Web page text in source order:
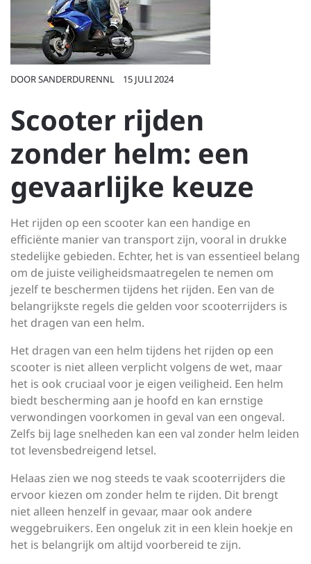
DOORSANDERDURENNL 15 JULI 2024
Scooter rijden
zonder helm: een
gevaarlijke keuze
Het rijden op een scooter kan een handige en
efficiënte manier van transport zijn, vooral in drukke
stedelijke gebieden. Echter, het is van essentieel belang
om de juiste veiligheidsmaatregelen te nemen om
jezelf te beschermen tijdens het rijden. Een van de
belangrijkste regels die gelden voor scooterrijders is
het dragen van een helm.
Het dragen van een helm tijdens het rijden op een
scooter is niet alleen verplicht volgens de wet, maar
het is ook cruciaal voor je eigen veiligheid. Een helm
biedt bescherming aan je hoofd en kan ernstige
verwondingen voorkomen in geval van een ongeval.
Zelfs bij lage snelheden kan een val zonder helm leiden
tot levensbedreigend letsel.
Helaas zien we nog steeds te vaak scooterrijders die
ervoor kiezen om zonder helm te rijden. Dit brengt
niet alleen henzelf in gevaar, maar ook andere
weggebruikers. Een ongeluk zit in een klein hoekje en
het is belangrijk om altijd voorbereid te zijn.